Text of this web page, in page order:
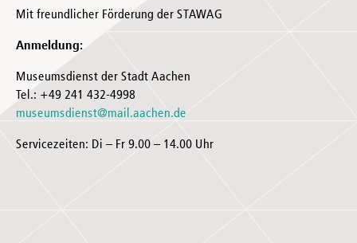
Mit freundlicher Förderung der STAWAG
Anmeldung:
Museumsdienst der Stadt Aachen
Tel.: +49 241 432-4998
museumsdienst@mail.aachen.de
Servicezeiten: Di – Fr 9.00 – 14.00 Uhr